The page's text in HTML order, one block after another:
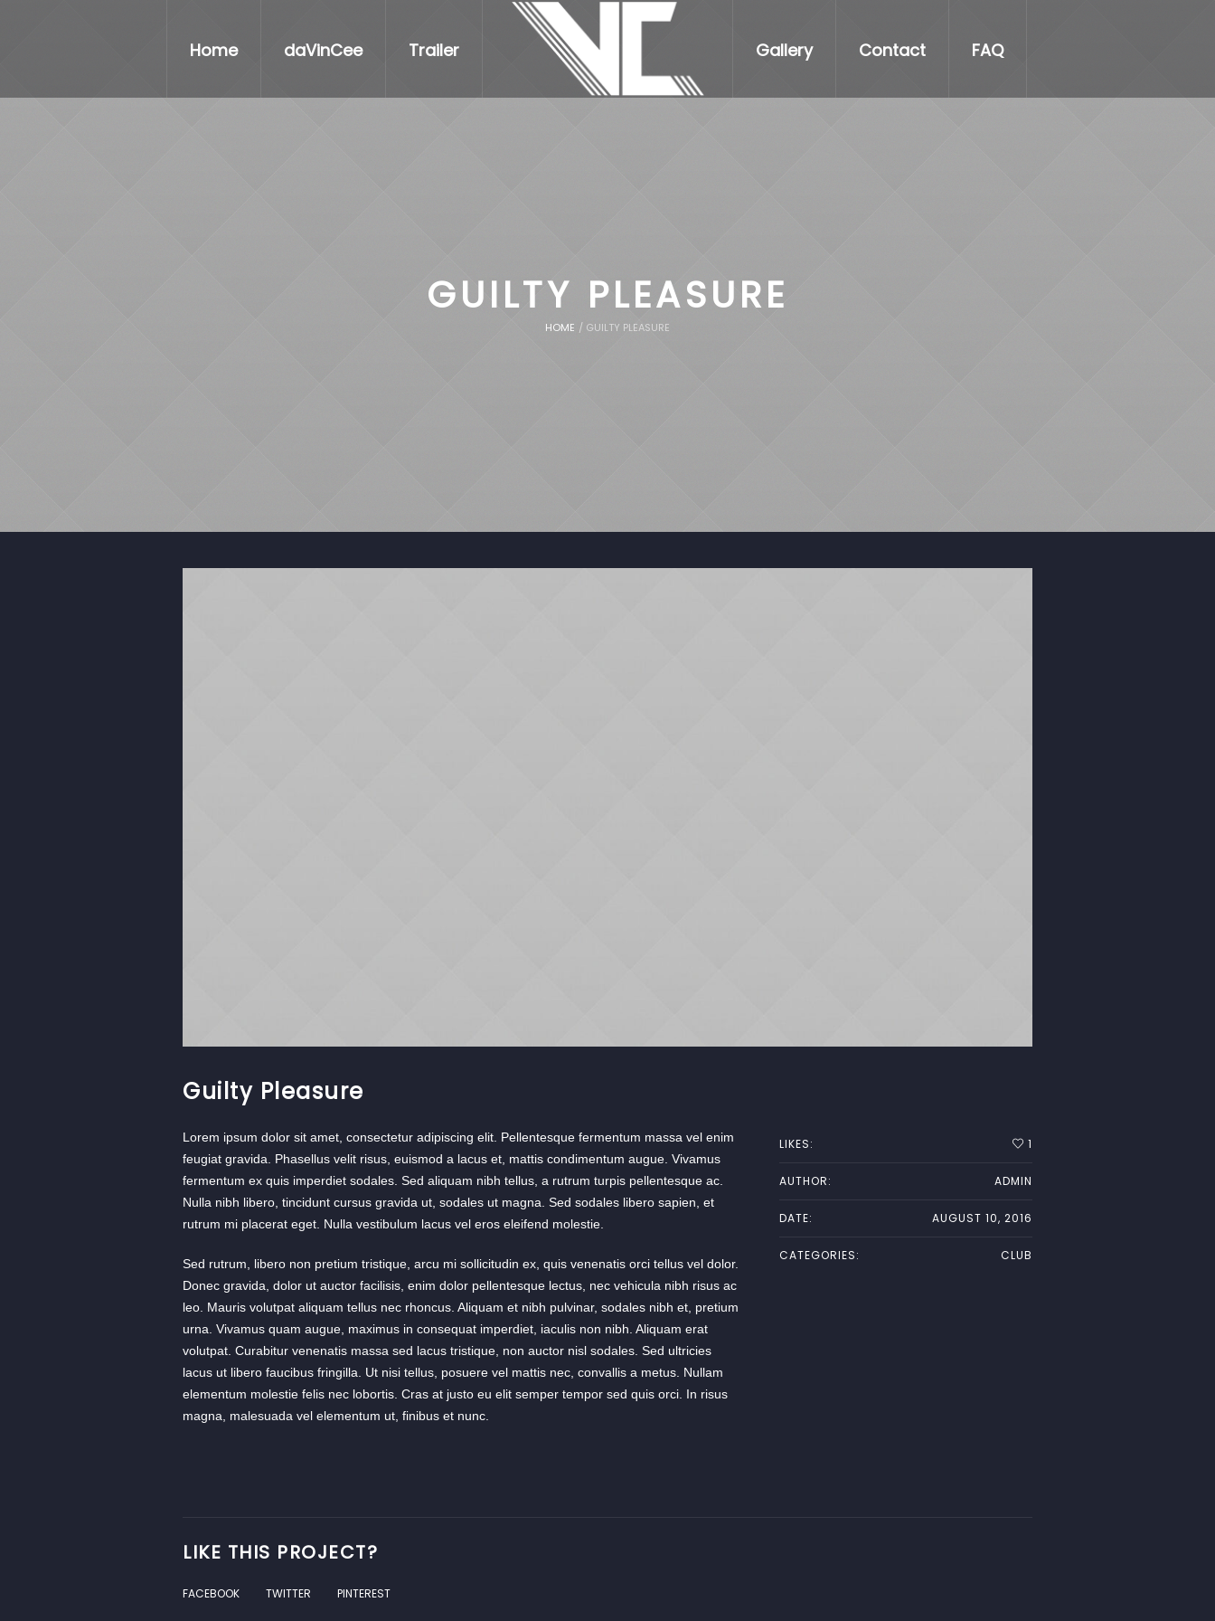
Home daVinCee Trailer Gallery Contact FAQ
GUILTY PLEASURE
HOME / GUILTY PLEASURE
Guilty Pleasure
Lorem ipsum dolor sit amet, consectetur adipiscing elit. Pellentesque fermentum massa vel enim
feugiat gravida. Phasellus velit risus, euismod a lacus et, mattis condimentum augue. Vivamus
fermentum ex quis imperdiet sodales. Sed aliquam nibh tellus, a rutrum turpis pellentesque ac.
Nulla nibh libero, tincidunt cursus gravida ut, sodales ut magna. Sed sodales libero sapien, et
rutrum mi placerat eget. Nulla vestibulum lacus vel eros eleifend molestie.
Sed rutrum, libero non pretium tristique, arcu mi sollicitudin ex, quis venenatis orci tellus vel dolor.
Donec gravida, dolor ut auctor facilisis, enim dolor pellentesque lectus, nec vehicula nibh risus ac
leo. Mauris volutpat aliquam tellus nec rhoncus. Aliquam et nibh pulvinar, sodales nibh et, pretium
urna. Vivamus quam augue, maximus in consequat imperdiet, iaculis non nibh. Aliquam erat
volutpat. Curabitur venenatis massa sed lacus tristique, non auctor nisl sodales. Sed ultricies
lacus ut libero faucibus fringilla. Ut nisi tellus, posuere vel mattis nec, convallis a metus. Nullam
elementum molestie felis nec lobortis. Cras at justo eu elit semper tempor sed quis orci. In risus
magna, malesuada vel elementum ut, finibus et nunc.
LIKES: 1
AUTHOR: ADMIN
DATE: AUGUST 10, 2016
CATEGORIES: CLUB
LIKE THIS PROJECT?
FACEBOOK TWITTER PINTEREST